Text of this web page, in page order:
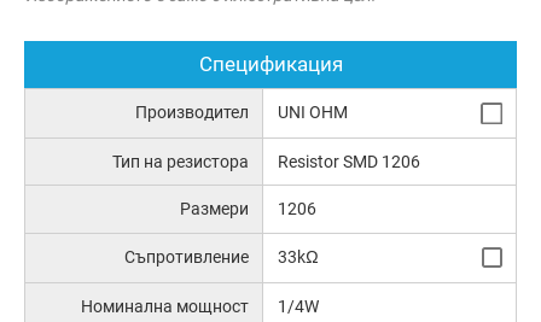
Спецификация
Производител UNI OHM
Тип на резистора Resistor SMD 1206
Размери 1206
Съпротивление 33kΩ
Номинална мощност 1/4W